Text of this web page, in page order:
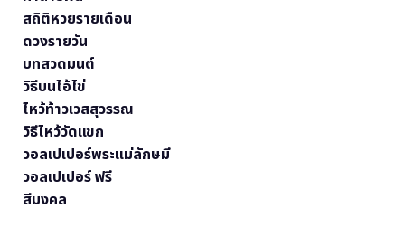
สถิติหวยรายเดือน
ดวงรายวัน
บทสวดมนต์
วิธีบนไอ้ไข่
ไหว้ท้าวเวสสุวรรณ
วิธีไหว้วัดแขก
วอลเปเปอร์พระแม่ลักษมี
วอลเปเปอร์ ฟรี
สีมงคล